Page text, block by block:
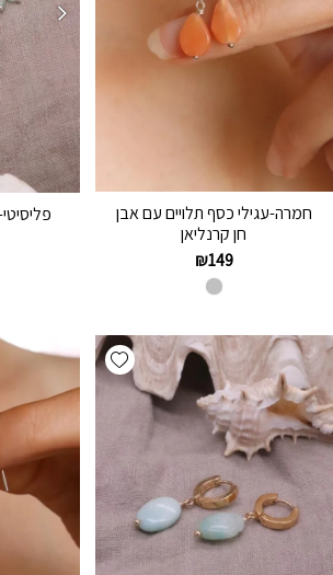
חמרה-עגילי כסף תלויים עם אבן
חן קרנליאן
₪149
Add wishlist